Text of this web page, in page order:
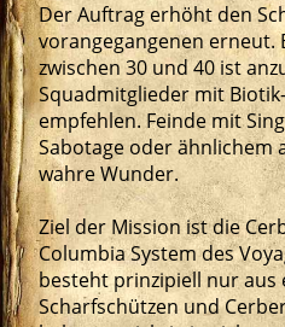
Der Auftrag erhöht den
vorangegangenen erneut.
zwischen 30 und 40 ist
Squadmitglieder mit
empfehlen. Feinde mit
Sabotage oder ähnlichem
wahre Wunder.
Ziel der Mission ist die
Columbia System des
besteht prinzipiell nur aus
Scharfschützen und